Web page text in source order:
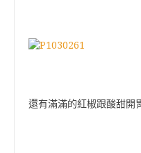
還有滿滿的紅椒跟酸甜開